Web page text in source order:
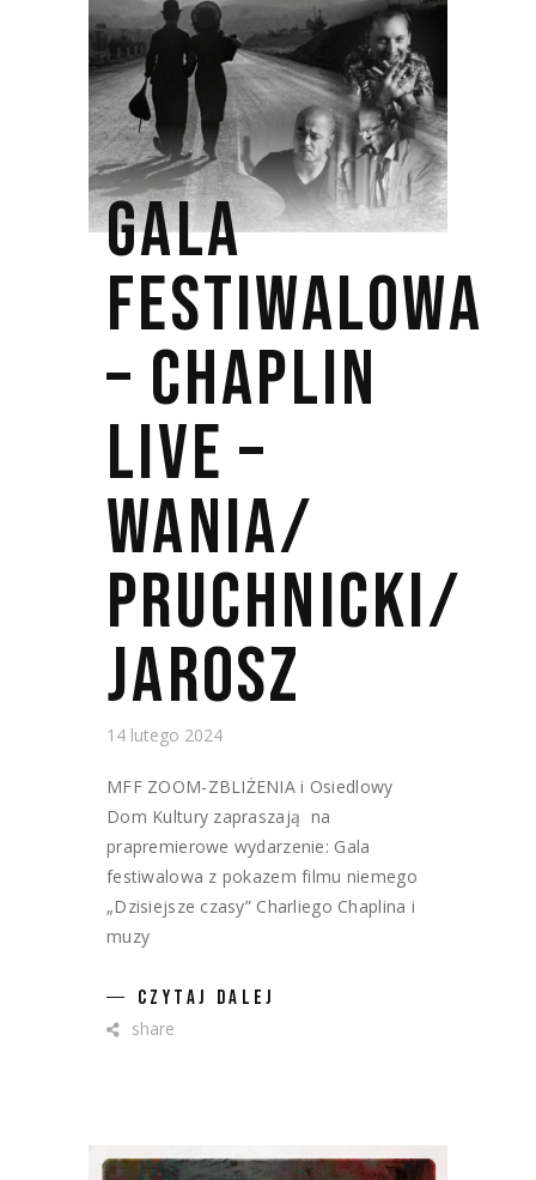
GALA
FESTIWALOWA
– CHAPLIN
LIVE –
WANIA/
PRUCHNICKI/
JAROSZ
14 lutego 2024
MFF ZOOM-ZBLIŻENIA i Osiedlowy
Dom Kultury zapraszają na
prapremierowe wydarzenie: Gala
festiwalowa z pokazem filmu niemego
„Dzisiejsze czasy” Charliego Chaplina i
muzy
CZYTAJ DALEJ
share